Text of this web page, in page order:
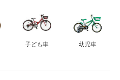
子ども車 幼児車